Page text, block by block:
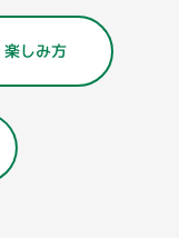
楽しみ方